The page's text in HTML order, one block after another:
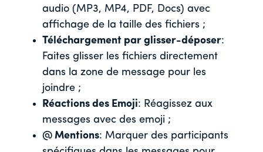
audio (MP3, MP4, PDF, Docs) avec
affichage de la taille des fichiers ;
Téléchargement par glisser-déposer:
Faites glisser les fichiers directement
dans la zone de message pour les
joindre ;
Réactions des Emoji: Réagissez aux
messages avec des emoji ;
@ Mentions: Marquer des participants